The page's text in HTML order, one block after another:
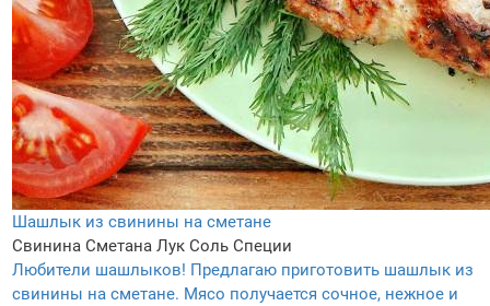
Шашлык из свинины на сметане
Свинина Сметана Лук Соль Специи
Любители шашлыков! Предлагаю приготовить шашлык из
свинины на сметане. Мясо получается сочное, нежное и